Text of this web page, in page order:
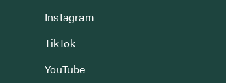
Instagram
TikTok
YouTube